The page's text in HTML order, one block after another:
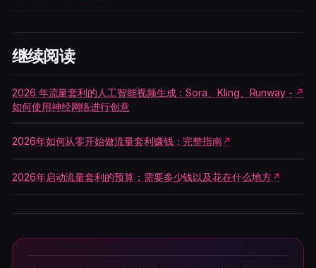
继续阅读
2026 年流量套利的人工智能视频生成：Sora、Kling、Runway -
如何使用神经网络进行创意
2026年如何从零开始做流量套利赚钱：完整指南
2026年启动流量套利的预算：需要多少钱以及花在什么地方